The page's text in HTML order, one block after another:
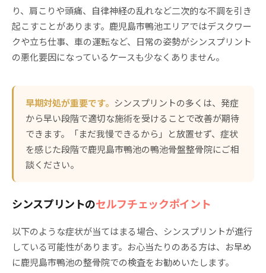
り、肩こりや頭痛、自律神経の乱れなど二次的な不調を引き
起こすことがあります。鹿児島市鴨池エリアではデスクワー
クや立ち仕事、車の運転など、日常の姿勢がシンスプリント
の悪化要因になっているケースも少なくありません。
早期対処が重要です。 シンスプリントの多くは、発症
から早い段階で適切な施術を受けることで改善が期待
できます。「まだ我慢できるから」と放置せず、症状
を感じた段階で鹿児島市鴨池の鴨池骨盤整骨院にご相
談ください。
シンスプリントのセルフチェックポイント
以下のような症状が当てはまる場合、シンスプリントが進行
している可能性があります。お心当たりのある方は、お早め
に鹿児島市鴨池の整骨院での検査をお勧めいたします。